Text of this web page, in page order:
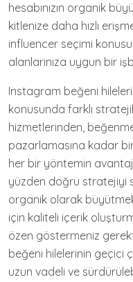
hesabınızın organik
kitlenize daha hızlı
influencer seçimi
alanlarınıza uygun bir
Instagram beğeni
konusunda farklı
hizmetlerinden,
pazarlamasına kadar
her bir yöntemin
yüzden doğru stratejiyi
organik olarak
için kaliteli içerik
özen göstermeniz
beğeni hilelerinin geçici
uzun vadeli ve